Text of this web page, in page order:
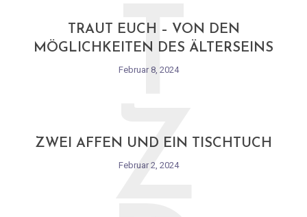
TRAUT EUCH – VON DEN
MÖGLICHKEITEN DES ÄLTERSEINS
Februar 8, 2024
T
ZWEI AFFEN UND EIN TISCHTUCH
Februar 2, 2024
Z